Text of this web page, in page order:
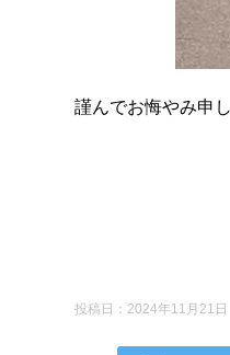
謹んでお悔やみ申
投稿日： 2024年11月21日